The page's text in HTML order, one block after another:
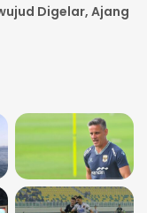
Digelar, Ajang